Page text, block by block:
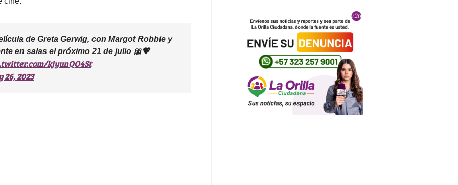
de Greta Gerwig, con Margot Robbie y
en salas el próximo 21 de julio 🎀💖
kjyunQO4St
26, 2023